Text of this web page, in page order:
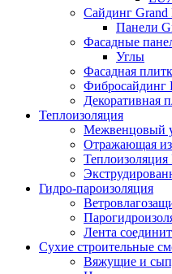
Сайдинг Grand
Панели
Фасадные
Углы
Фасадная
Фибросайдинг
Декоративная
Теплоизоляция
Межвенцовый
Отражающая
Гидро-пароизоляция
Лента
Сухие строительные
Вяжущие и